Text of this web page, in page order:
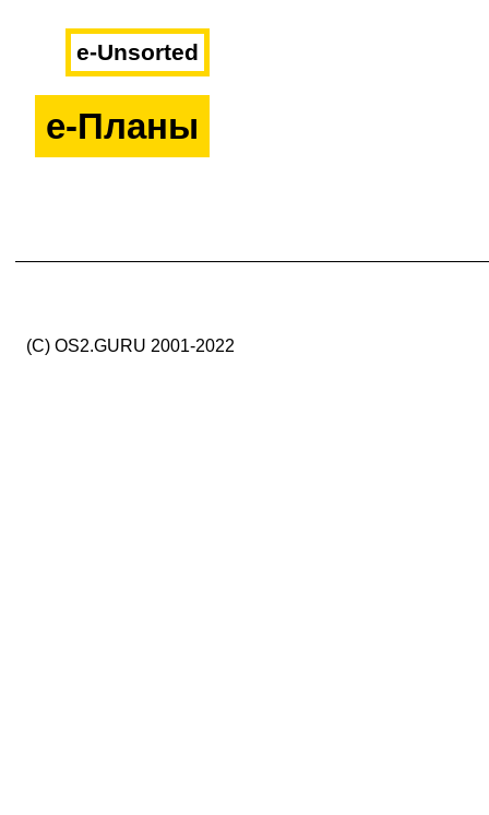
e-Unsorted
e-Планы
(C) OS2.GURU 2001-2022